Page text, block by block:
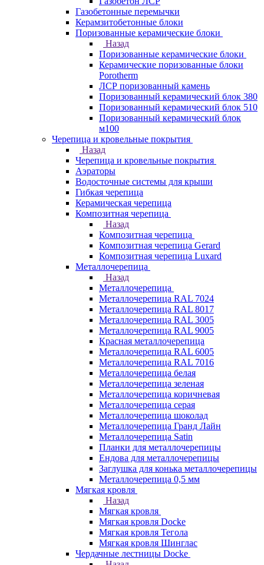
Газобетонные перемычки
Керамзитобетонные блоки
Поризованные керамические блоки
Назад
Поризованные керамические блоки
Керамические поризованные блоки
Porotherm
ЛСР поризованный камень
Поризованный керамический блок 380
Поризованный керамический блок 510
Поризованный керамический блок
м100
Черепица и кровельные покрытия
Назад
Черепица и кровельные покрытия
Аэраторы
Водосточные системы для крыши
Гибкая черепица
Керамическая черепица
Композитная черепица
Назад
Композитная черепица
Композитная черепица Gerard
Композитная черепица Luxard
Металлочерепица
Назад
Металлочерепица
Металлочерепица RAL 7024
Металлочерепица RAL 8017
Металлочерепица RAL 3005
Металлочерепица RAL 9005
Красная металлочерепица
Металлочерепица RAL 6005
Металлочерепица RAL 7016
Металлочерепица белая
Металлочерепица зеленая
Металлочерепица коричневая
Металлочерепица серая
Металлочерепица шоколад
Металлочерепица Гранд Лайн
Металлочерепица Satin
Планки для металлочерепицы
Ендова для металлочерепицы
Заглушка для конька металлочерепицы
Металлочерепица 0,5 мм
Мягкая кровля
Назад
Мягкая кровля
Мягкая кровля Docke
Мягкая кровля Тегола
Мягкая кровля Шинглас
Чердачные лестницы Docke